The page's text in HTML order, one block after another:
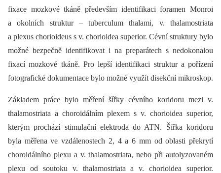
fixace mozkové tkáně především identifikaci foramen Monroi
a okolních struktur –⁠ tuberculum thalami, v. thalamostriata
a plexus chorioideus s v. chorioidea superior. Cévní struktury bylo
možné bezpečně identifikovat i na preparátech s nedokonalou
fixací mozkové tkáně. Pro lepší identifikaci struktur a pořízení
fotografické dokumentace bylo možné využít disekční mikroskop.
Základem práce bylo měření šířky cévního koridoru mezi v.
thalamostriata a choroidálním plexem s v. chorioidea superior,
kterým prochází stimulační elektroda do ATN. Šířka koridoru
byla měřena ve vzdálenostech 2, 4 a 6 mm od oblasti překrytí
choroidálního plexu a v. thalamostriata, nebo při autolyzovaném
plexu od soutoku v. thalamostriata a v. chorioidea superior.